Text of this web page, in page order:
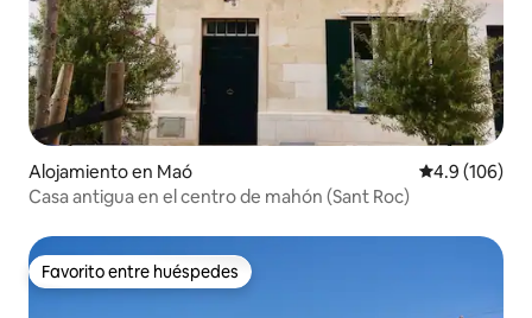
Alojamiento en Maó Calificación
4.9 (106)
Casa antigua en el centro de mahón (Sant Roc)
Favorito entre huéspedes
Favorito entre huéspedes